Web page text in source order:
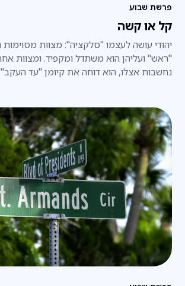
פרשת שבוע
קל או קשה
יהודי עושה לעצמו "סלקציה": מצוות
"ראש" ועליהן הוא משתדל ומקפיד. ומצוות
נחשבות אצלו, הוא דוחה את קיומן "עד